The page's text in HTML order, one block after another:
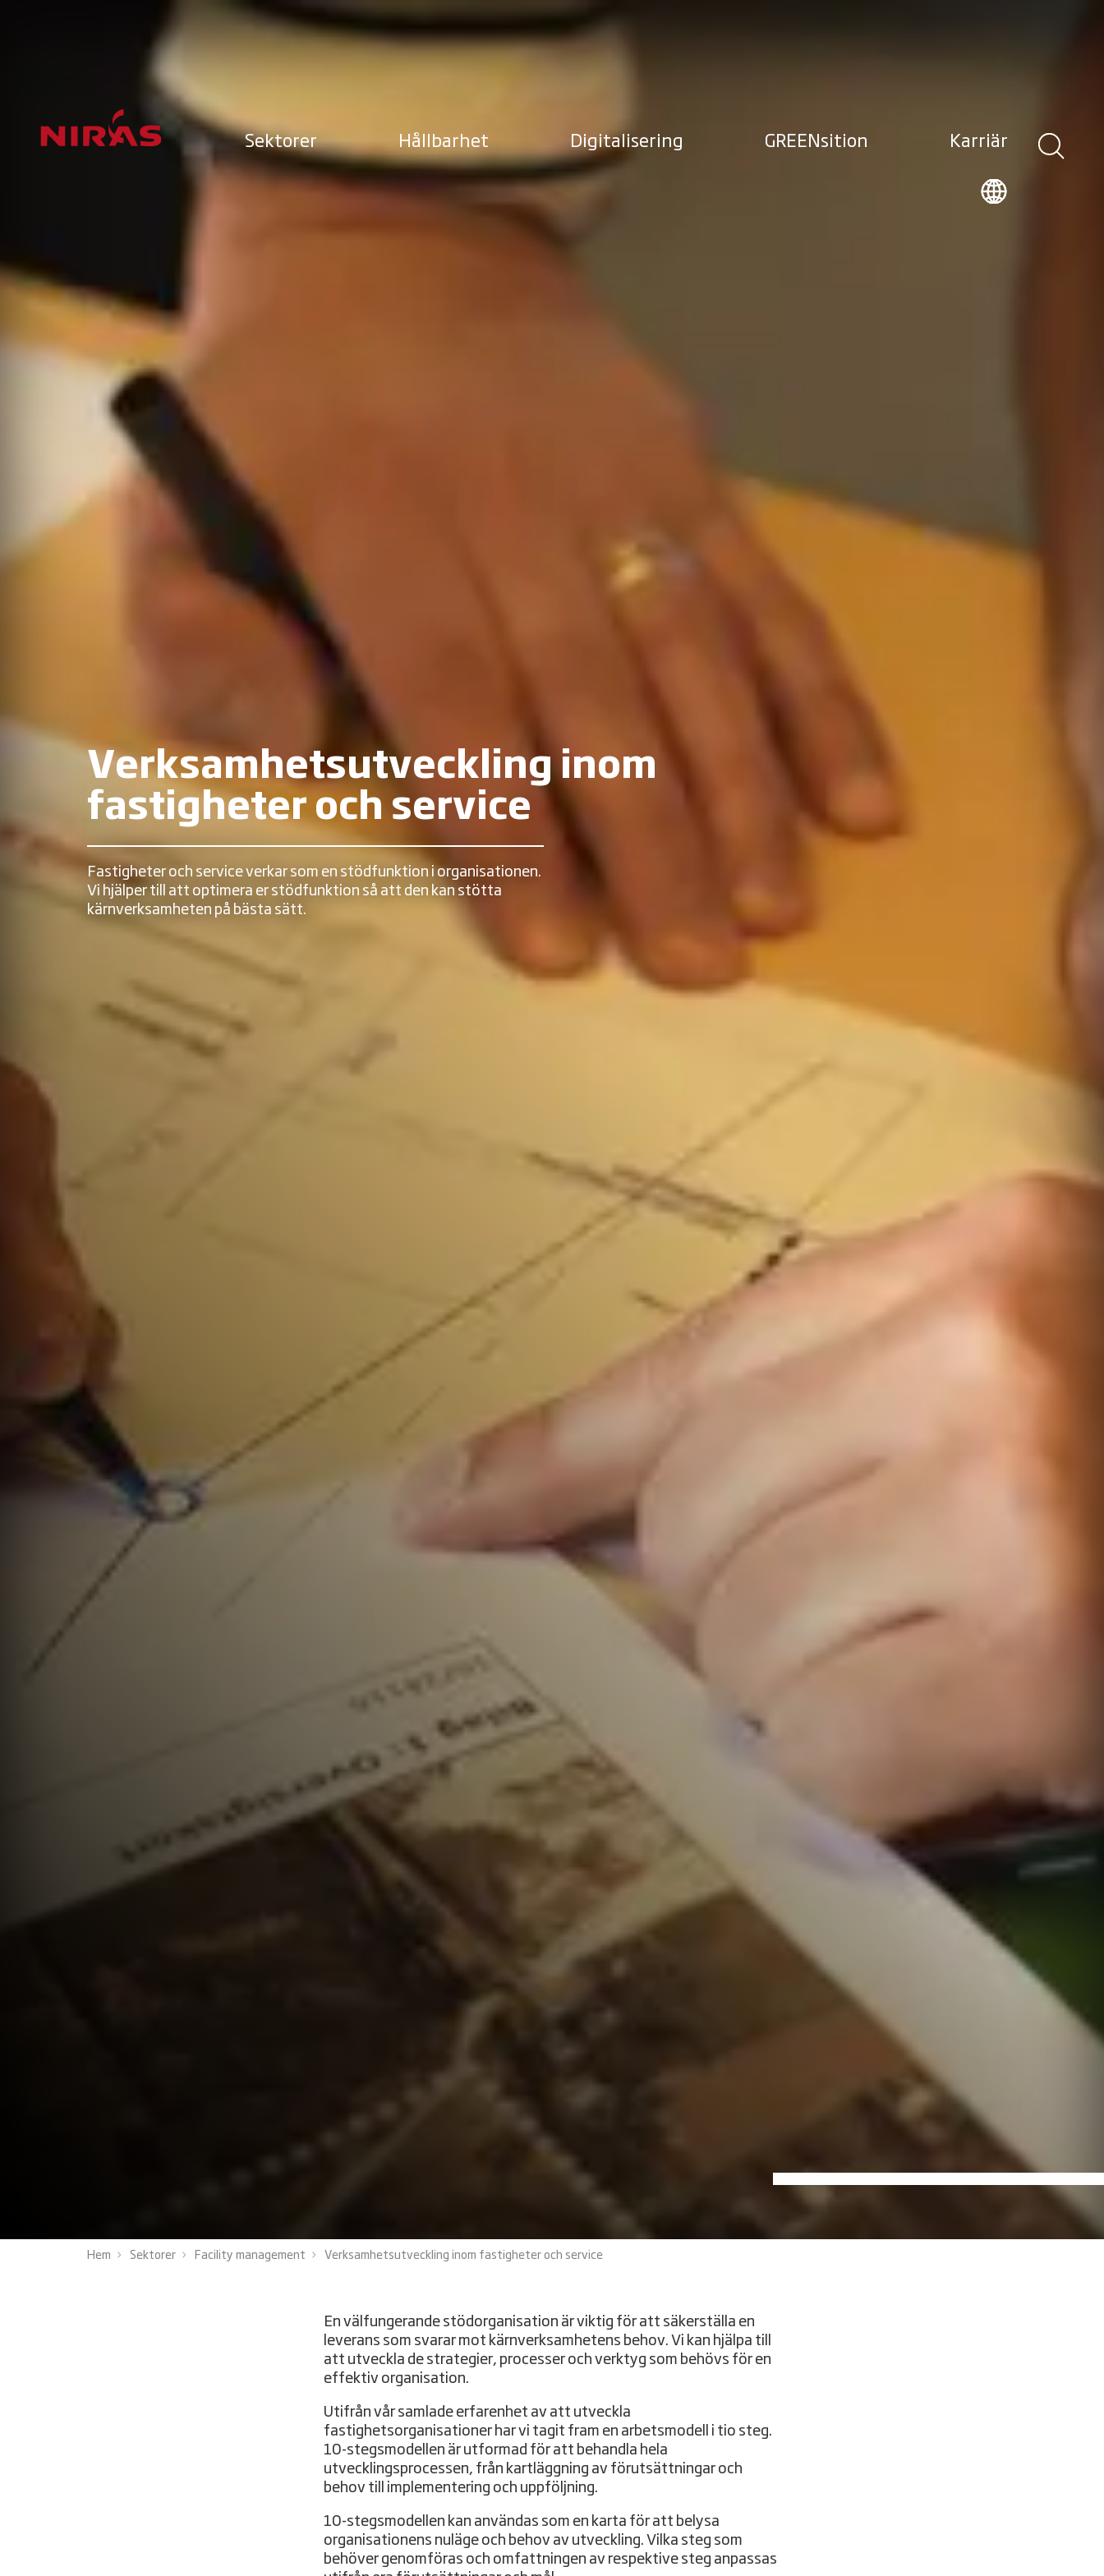
Sektorer Hållbarhet Digitalisering GREENsition Karriär
Verksamhetsutveckling inom
fastigheter och service
Fastigheter och service verkar som en stödfunktion i organisationen.
Vi hjälper till att optimera er stödfunktion så att den kan stötta
kärnverksamheten på bästa sätt.
Hem Sektorer Facility management Verksamhetsutveckling inom fastigheter och service
En välfungerande stödorganisation är viktig för att säkerställa en
leverans som svarar mot kärnverksamhetens behov. Vi kan hjälpa till
att utveckla de strategier, processer och verktyg som behövs för en
effektiv organisation.
Utifrån vår samlade erfarenhet av att utveckla
fastighetsorganisationer har vi tagit fram en arbetsmodell i tio steg.
10-stegsmodellen är utformad för att behandla hela
utvecklingsprocessen, från kartläggning av förutsättningar och
behov till implementering och uppföljning.
10-stegsmodellen kan användas som en karta för att belysa
organisationens nuläge och behov av utveckling. Vilka steg som
behöver genomföras och omfattningen av respektive steg anpassas